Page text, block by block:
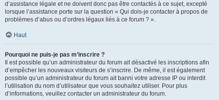
d’assistance légale et ne doivent donc pas être contactés à ce sujet, excepté
lorsque l’assistance porte sur la question « Qui dois-je contacter à propos de
problèmes d’abus ou d’ordres légaux liés à ce forum ? ».
Haut
Pourquoi ne puis-je pas m’inscrire ?
Il est possible qu’un administrateur du forum ait désactivé les inscriptions afin
d’empêcher les nouveaux visiteurs de s’inscrire. De même, il est également
possible qu’un administrateur du forum ait banni votre adresse IP ou interdit
l’utilisation du nom d’utilisateur que vous souhaitez utiliser. Pour plus
d’informations, veuillez contacter un administrateur du forum.